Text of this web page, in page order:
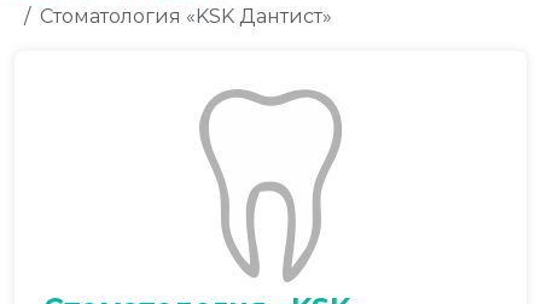
Стоматология «KSK Дантист»